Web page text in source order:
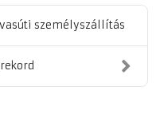
személyszállítás